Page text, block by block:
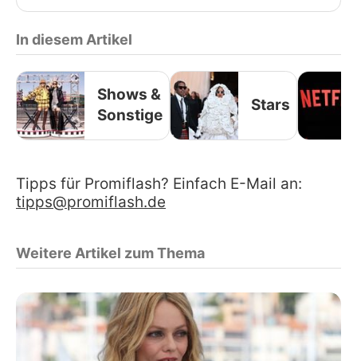
In diesem Artikel
Shows &
Sonstige
Stars
Tipps für Promiflash? Einfach E-Mail an:
tipps@promiflash.de
Weitere Artikel zum Thema